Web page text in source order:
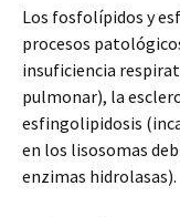
Los fosfolípidos y
procesos
insuficiencia
pulmonar), la
esfingolipidosis
en los lisosomas
enzimas hidrolasas).